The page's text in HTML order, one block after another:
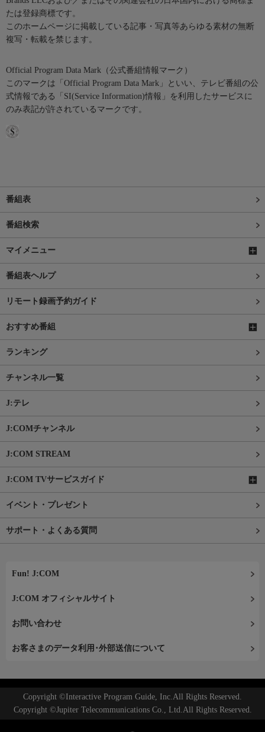
たは登録商標です。
このホームページに掲載している記事・写真等あらゆる素材の無断
複写・転載を禁じます。
Official Program Data Mark（公式番組情報マーク）
このマークは「Official Program Data Mark」といい、テレビ番組の公
式情報である「SI(Service Information)情報」を利用したサービスに
のみ表記が許されているマークです。
番組表
番組検索
マイメニュー
番組表ヘルプ
リモート録画予約ガイド
おすすめ番組
ランキング
チャンネル一覧
J:テレ
J:COMチャンネル
J:COM STREAM
J:COM TVサービスガイド
イベント・プレゼント
サポート・よくある質問
Fun! J:COM
J:COM オフィシャルサイト
お問い合わせ
お客さまのデータ利用･外部送信について
Copyright ©Interactive Program Guide, Inc.All Rights Reserved.
Copyright ©Jupiter Telecommunications Co., Ltd.All Rights Reserved.